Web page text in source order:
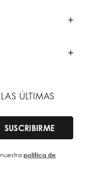
ÚLTIMAS
SUSCRIBIRME
política de